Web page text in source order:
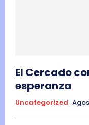
El Cercado
esperanza
Uncategorized